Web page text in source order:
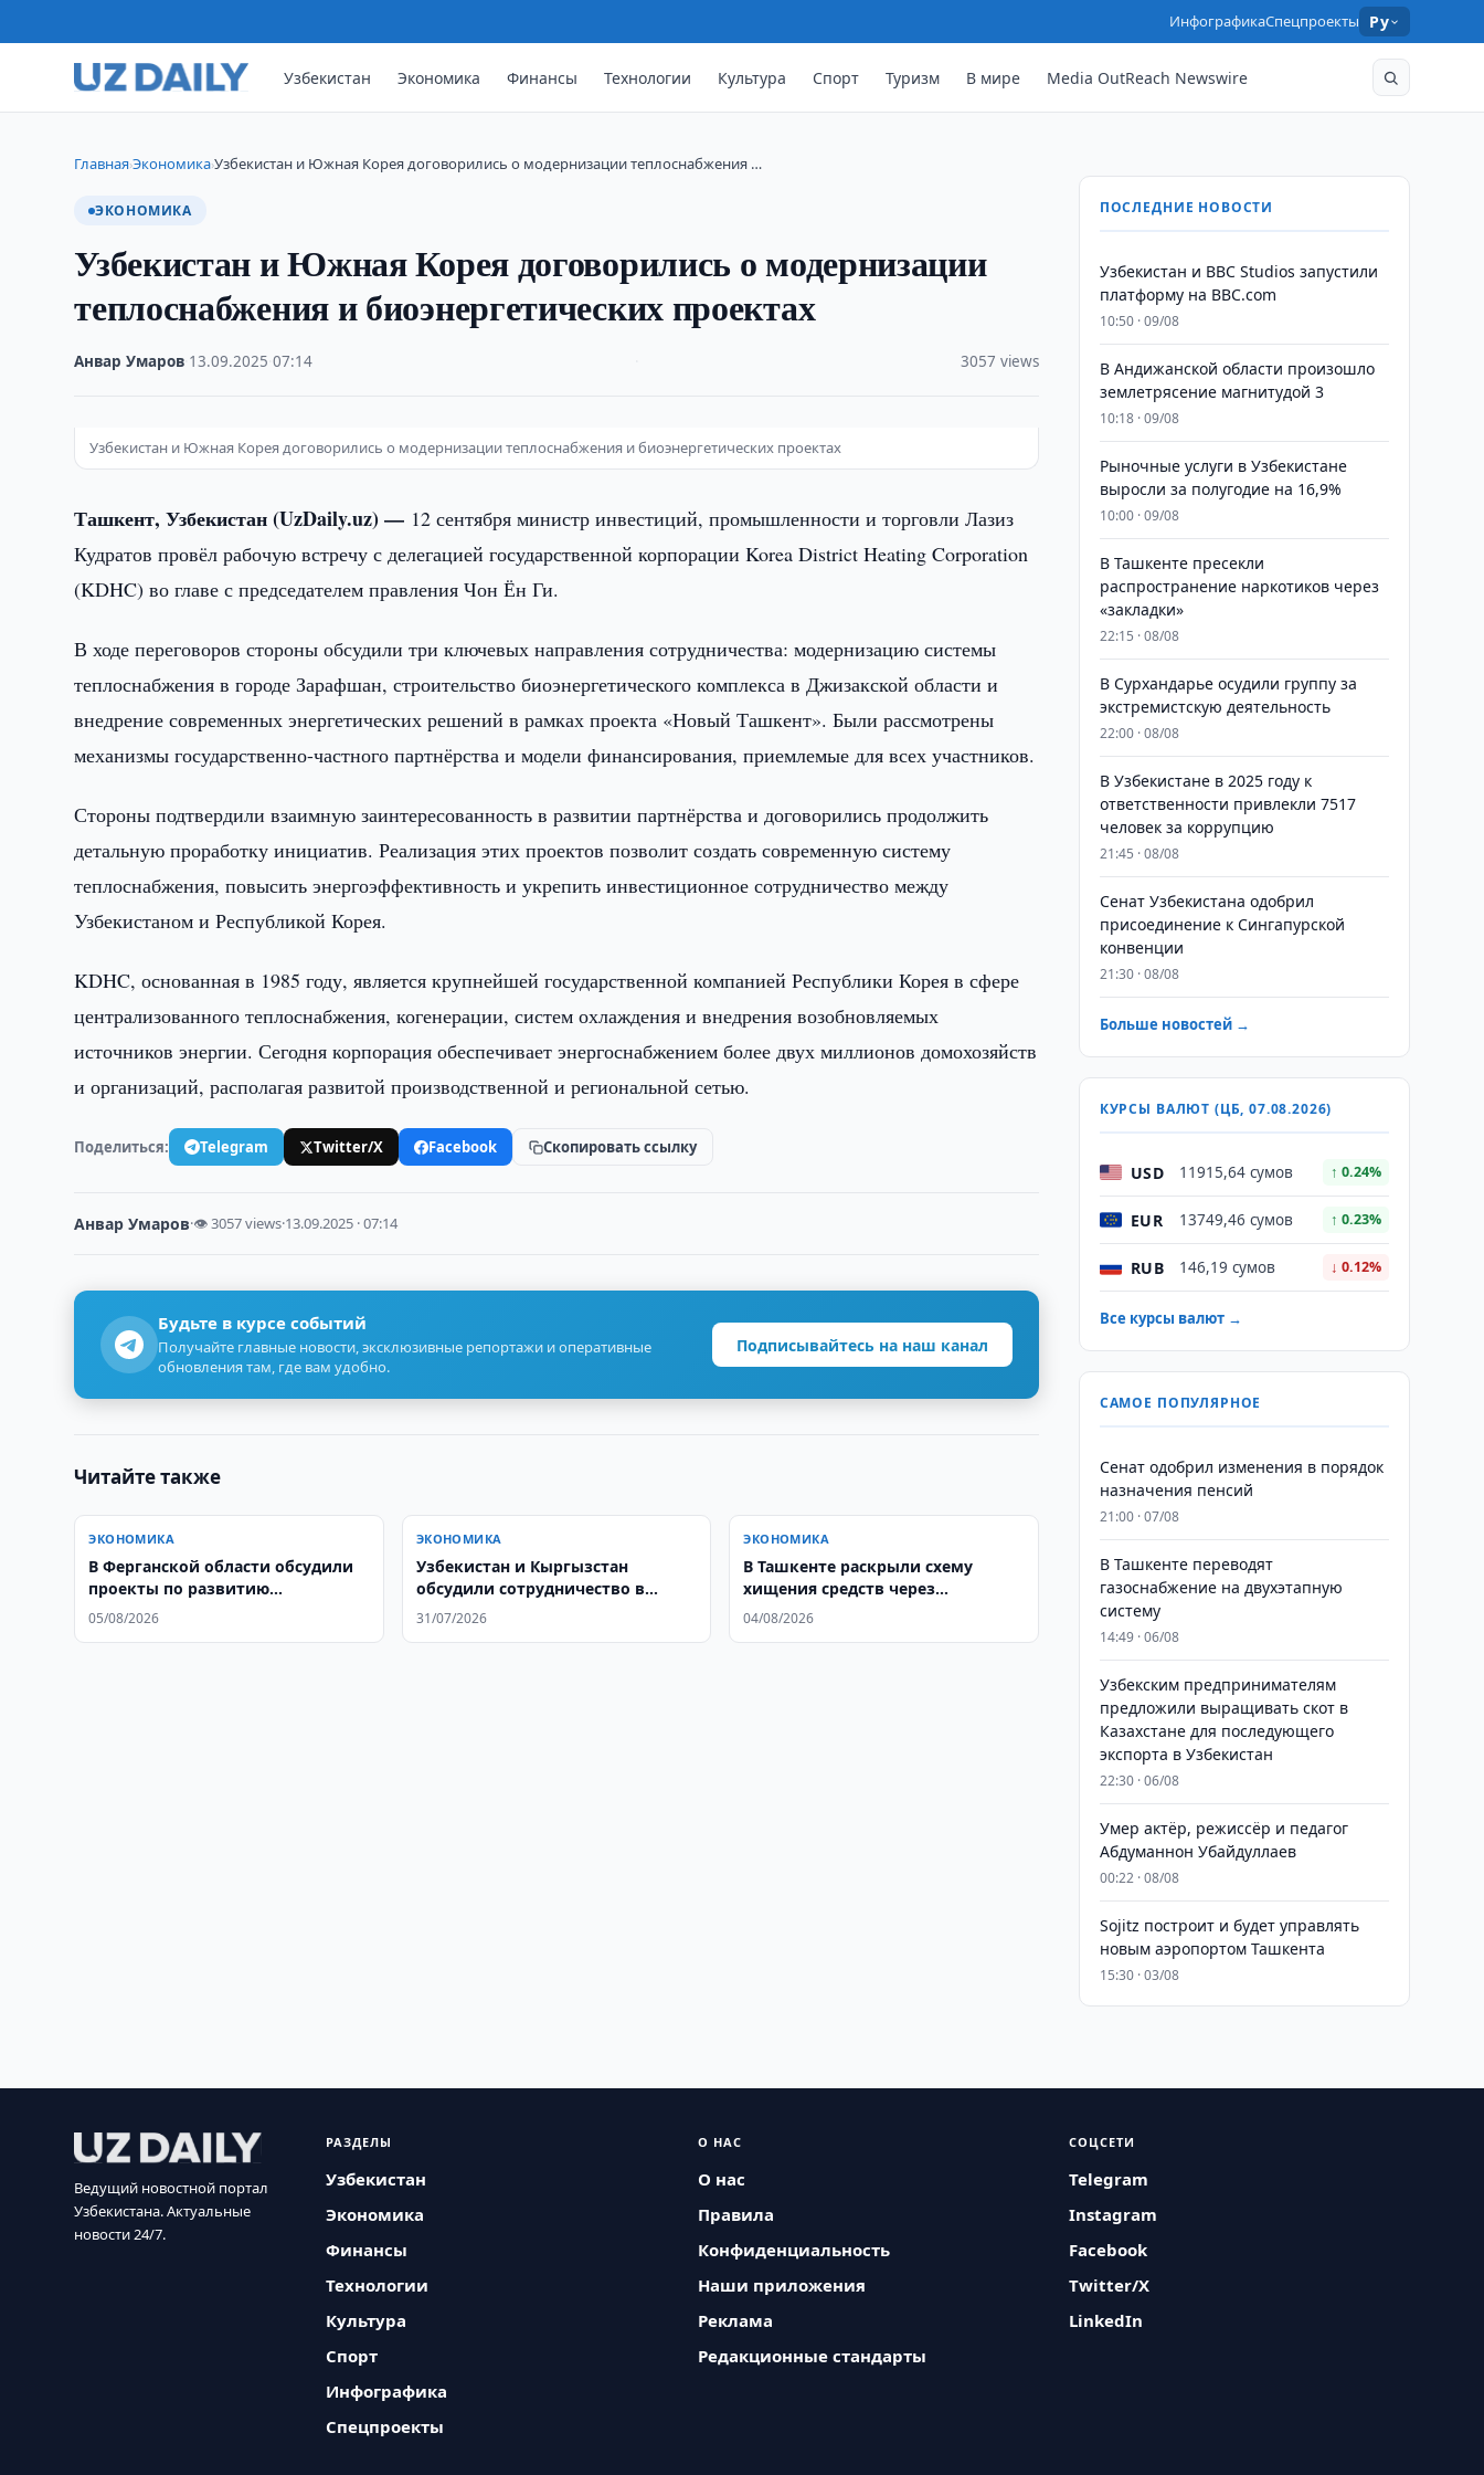
ИнфографикаСпецпроекты Ру
Узбекистан Экономика Финансы Технологии Культура Спорт Туризм В мире Media OutReach Newswire
Главная›Экономика›Узбекистан и Южная Корея договорились о модернизации теплоснабжения …
ЭКОНОМИКА
Узбекистан и Южная Корея договорились о модернизации
теплоснабжения и биоэнергетических проектах
Анвар Умаров 13.09.2025 ·07:14 3057 views
Узбекистан и Южная Корея договорились о модернизации теплоснабжения и биоэнергетических проектах
Ташкент, Узбекистан (UzDaily.uz) — 12 сентября министр инвестиций, промышленности и торговли Лазиз
Кудратов провёл рабочую встречу с делегацией государственной корпорации Korea District Heating Corporation
(KDHC) во главе с председателем правления Чон Ён Ги.
В ходе переговоров стороны обсудили три ключевых направления сотрудничества: модернизацию системы
теплоснабжения в городе Зарафшан, строительство биоэнергетического комплекса в Джизакской области и
внедрение современных энергетических решений в рамках проекта «Новый Ташкент». Были рассмотрены
механизмы государственно-частного партнёрства и модели финансирования, приемлемые для всех участников.
Стороны подтвердили взаимную заинтересованность в развитии партнёрства и договорились продолжить
детальную проработку инициатив. Реализация этих проектов позволит создать современную систему
теплоснабжения, повысить энергоэффективность и укрепить инвестиционное сотрудничество между
Узбекистаном и Республикой Корея.
KDHC, основанная в 1985 году, является крупнейшей государственной компанией Республики Корея в сфере
централизованного теплоснабжения, когенерации, систем охлаждения и внедрения возобновляемых
источников энергии. Сегодня корпорация обеспечивает энергоснабжением более двух миллионов домохозяйств
и организаций, располагая развитой производственной и региональной сетью.
Поделиться: Telegram Twitter/X Facebook Скопировать ссылку
Анвар Умаров·👁 3057 views·13.09.2025 · 07:14
Будьте в курсе событий
Получайте главные новости, эксклюзивные репортажи и оперативные
обновления там, где вам удобно.
Подписывайтесь на наш канал
Читайте также
ЭКОНОМИКА
В Ферганской области обсудили
проекты по развитию
водоснабжения
05/08/2026
ЭКОНОМИКА
Узбекистан и Кыргызстан
обсудили сотрудничество в
фармацевтике
31/07/2026
ЭКОНОМИКА
В Ташкенте раскрыли схему
хищения средств через
налоговый кешбэк
04/08/2026
ПОСЛЕДНИЕ НОВОСТИ
Узбекистан и BBC Studios запустили
платформу на BBC.com
10:50 · 09/08
В Андижанской области произошло
землетрясение магнитудой 3
10:18 · 09/08
Рыночные услуги в Узбекистане
выросли за полугодие на 16,9%
10:00 · 09/08
В Ташкенте пресекли
распространение наркотиков через
«закладки»
22:15 · 08/08
В Сурхандарье осудили группу за
экстремистскую деятельность
22:00 · 08/08
В Узбекистане в 2025 году к
ответственности привлекли 7517
человек за коррупцию
21:45 · 08/08
Сенат Узбекистана одобрил
присоединение к Сингапурской
конвенции
21:30 · 08/08
Больше новостей →
КУРСЫ ВАЛЮТ (ЦБ, 07.08.2026)
USD 11915,64 сумов ↑ 0.24%
EUR 13749,46 сумов ↑ 0.23%
RUB 146,19 сумов ↓ 0.12%
Все курсы валют →
САМОЕ ПОПУЛЯРНОЕ
Сенат одобрил изменения в порядок
назначения пенсий
21:00 · 07/08
В Ташкенте переводят
газоснабжение на двухэтапную
систему
14:49 · 06/08
Узбекским предпринимателям
предложили выращивать скот в
Казахстане для последующего
экспорта в Узбекистан
22:30 · 06/08
Умер актёр, режиссёр и педагог
Абдуманнон Убайдуллаев
00:22 · 08/08
Sojitz построит и будет управлять
новым аэропортом Ташкента
15:30 · 03/08
Ведущий новостной портал
Узбекистана. Актуальные
новости 24/7.
РАЗДЕЛЫ
Узбекистан
Экономика
Финансы
Технологии
Культура
Спорт
Инфографика
Спецпроекты
О НАС
О нас
Правила
Конфиденциальность
Наши приложения
Реклама
Редакционные стандарты
СОЦСЕТИ
Telegram
Instagram
Facebook
Twitter/X
LinkedIn